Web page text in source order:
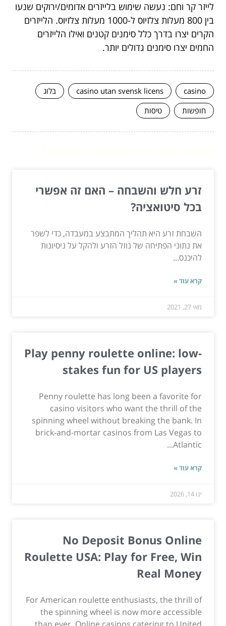
לייזר קר וחם: נעשה שימוש בלייזרים אדומים/ירוקים שנעו
בין 800 מעלות צלזיוס ל-1000 מעלות צלזיוס. הלייזרים
הקרים יצרו בדרך כלל סימנים קטנים ואילו הלייזרים
החמים יצרו סימנים גדולים יותר.
casino
casino utan svensk licens
בלוג
חופשות
טיסות
זרע חלש והשבחה – האם זה אפשרי
בכל סיטואציה?
השבחת זרע היא תהליך המתבצע במעבדה, כדי לשפר
את נתוני הפתיחה של נוזל הזרע ולהקל על ניסיונות
להיכנס...
קרא עוד »
מאי 27, 2021
Play penny roulette online: low-
stakes fun for US players
Penny roulette has long been a favorite for
casino visitors who want the thrill of the
spinning wheel without breaking the bank. In
brick-and-mortar casinos from Las Vegas to
Atlantic...
קרא עוד »
ינו 14, 2026
No Deposit Bonus Online
Roulette USA: Play for Free, Win
Real Money
For American roulette enthusiasts, the thrill of
the spinning wheel is now more accessible
than ever. Online casinos catering to United